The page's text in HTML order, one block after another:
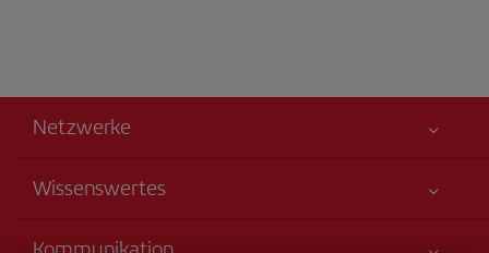
Netzwerke
Wissenswertes